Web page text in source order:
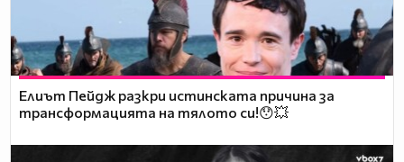
Елиът Пейдж разкри истинската причина за
трансформацията на тялото си!😯💥